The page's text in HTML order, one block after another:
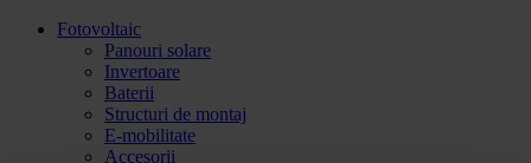
Fotovoltaic
Panouri solare
Invertoare
Baterii
Structuri de montaj
E-mobilitate
Accesorii